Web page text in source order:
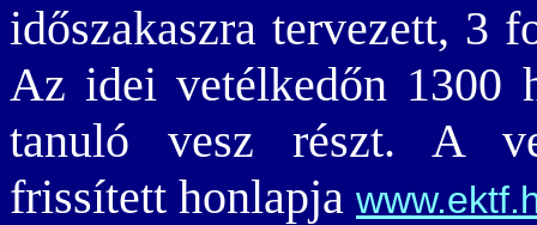
időszakaszra tervezett, 3
Az idei vetélkedőn 1300
tanuló vesz részt. A
frissített honlapja